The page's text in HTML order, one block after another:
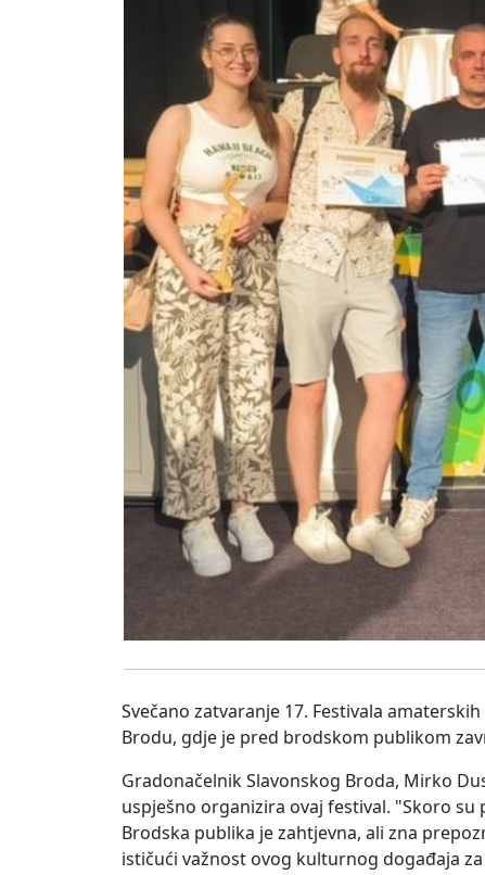
Svečano zatvaranje 17. Festivala
Brodu, gdje je pred brodskom publikom
Gradonačelnik Slavonskog Broda, Mirko
uspješno organizira ovaj festival. "Skoro
Brodska publika je zahtjevna, ali zna
ističući važnost ovog kulturnog događaja